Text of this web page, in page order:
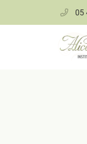
05
17000 LA
05 46 41 18 09